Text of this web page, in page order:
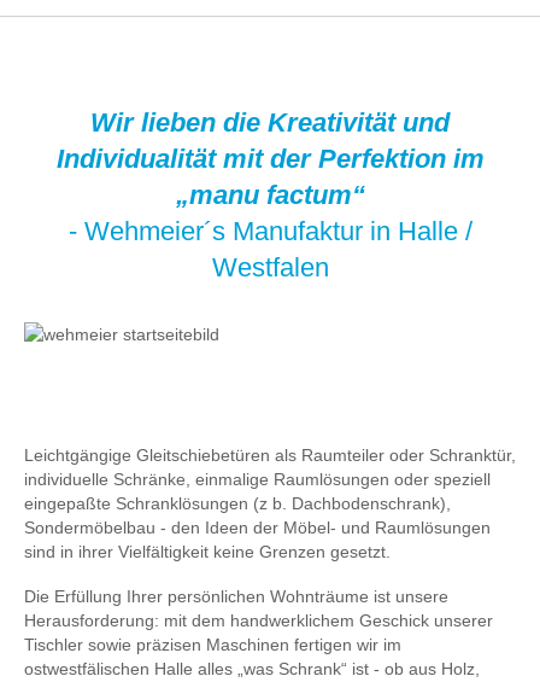
Wir lieben die Kreativität und
Individualität mit der Perfektion im
„manu factum“
- Wehmeier´s Manufaktur in Halle /
Westfalen
Leichtgängige Gleitschiebetüren als Raumteiler oder Schranktür,
individuelle Schränke, einmalige Raumlösungen oder speziell
eingepaßte Schranklösungen (z b. Dachbodenschrank),
Sondermöbelbau - den Ideen der Möbel- und Raumlösungen
sind in ihrer Vielfältigkeit keine Grenzen gesetzt.
Die Erfüllung Ihrer persönlichen Wohnträume ist unsere
Herausforderung: mit dem handwerklichem Geschick unserer
Tischler sowie präzisen Maschinen fertigen wir im
ostwestfälischen Halle alles „was Schrank“ ist - ob aus Holz,